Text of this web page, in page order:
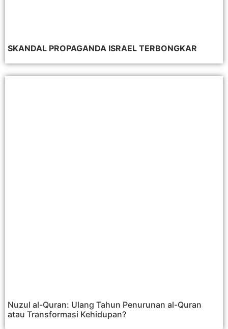
SKANDAL PROPAGANDA ISRAEL TERBONGKAR
Nuzul al-Quran: Ulang Tahun Penurunan al-Quran
atau Transformasi Kehidupan?